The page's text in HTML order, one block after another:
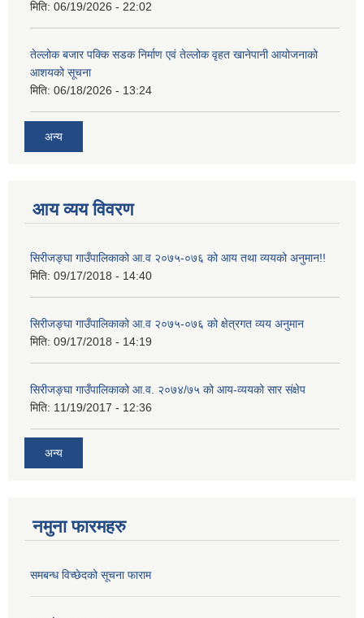
मिति: 06/19/2026 - 22:02
तेल्लोक बजार पक्कि सडक निर्माण एवं तेल्लोक वृहत खानेपानी आयोजनाको
आशयको सूचना
मिति: 06/18/2026 - 13:24
अन्य
आय व्यय विवरण
सिरीजङ्घा गाउँपालिकाको आ.व २०७५-०७६ को आय तथा व्ययको अनुमान!!
मिति: 09/17/2018 - 14:40
सिरीजङ्घा गाउँपालिकाको आ.व २०७५-०७६ को क्षेत्रगत व्यय अनुमान
मिति: 09/17/2018 - 14:19
सिरीजङ्घा गाउँपालिकाको आ.व. २०७४/७५ को आय-व्ययको सार संक्षेप
मिति: 11/19/2017 - 12:36
अन्य
नमुना फारमहरु
समबन्ध विच्छेदको सूचना फाराम